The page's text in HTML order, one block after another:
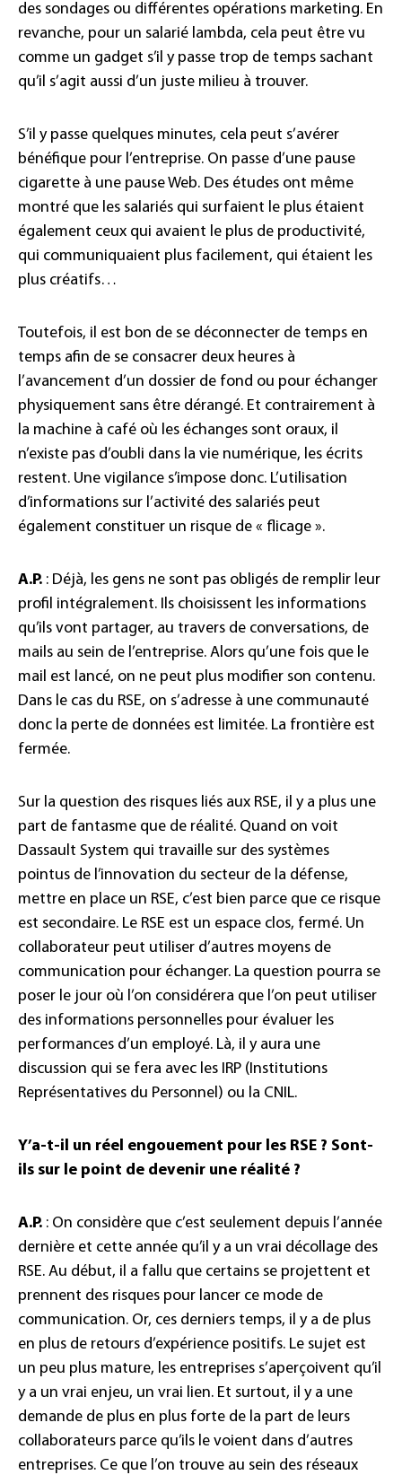
des sondages ou différentes opérations marketing. En
revanche, pour un salarié lambda, cela peut être vu
comme un gadget s’il y passe trop de temps sachant
qu’il s’agit aussi d’un juste milieu à trouver.
S’il y passe quelques minutes, cela peut s’avérer
bénéfique pour l’entreprise. On passe d’une pause
cigarette à une pause Web. Des études ont même
montré que les salariés qui surfaient le plus étaient
également ceux qui avaient le plus de productivité,
qui communiquaient plus facilement, qui étaient les
plus créatifs…
Toutefois, il est bon de se déconnecter de temps en
temps afin de se consacrer deux heures à
l’avancement d’un dossier de fond ou pour échanger
physiquement sans être dérangé. Et contrairement à
la machine à café où les échanges sont oraux, il
n’existe pas d’oubli dans la vie numérique, les écrits
restent. Une vigilance s’impose donc. L’utilisation
d’informations sur l’activité des salariés peut
également constituer un risque de « flicage ».
A.P. : Déjà, les gens ne sont pas obligés de remplir leur
profil intégralement. Ils choisissent les informations
qu’ils vont partager, au travers de conversations, de
mails au sein de l’entreprise. Alors qu’une fois que le
mail est lancé, on ne peut plus modifier son contenu.
Dans le cas du RSE, on s’adresse à une communauté
donc la perte de données est limitée. La frontière est
fermée.
Sur la question des risques liés aux RSE, il y a plus une
part de fantasme que de réalité. Quand on voit
Dassault System qui travaille sur des systèmes
pointus de l’innovation du secteur de la défense,
mettre en place un RSE, c’est bien parce que ce risque
est secondaire. Le RSE est un espace clos, fermé. Un
collaborateur peut utiliser d’autres moyens de
communication pour échanger. La question pourra se
poser le jour où l’on considérera que l’on peut utiliser
des informations personnelles pour évaluer les
performances d’un employé. Là, il y aura une
discussion qui se fera avec les IRP (Institutions
Représentatives du Personnel) ou la CNIL.
Y’a-t-il un réel engouement pour les RSE ? Sont-
ils sur le point de devenir une réalité ?
A.P. : On considère que c’est seulement depuis l’année
dernière et cette année qu’il y a un vrai décollage des
RSE. Au début, il a fallu que certains se projettent et
prennent des risques pour lancer ce mode de
communication. Or, ces derniers temps, il y a de plus
en plus de retours d’expérience positifs. Le sujet est
un peu plus mature, les entreprises s’aperçoivent qu’il
y a un vrai enjeu, un vrai lien. Et surtout, il y a une
demande de plus en plus forte de la part de leurs
collaborateurs parce qu’ils le voient dans d’autres
entreprises. Ce que l’on trouve au sein des réseaux